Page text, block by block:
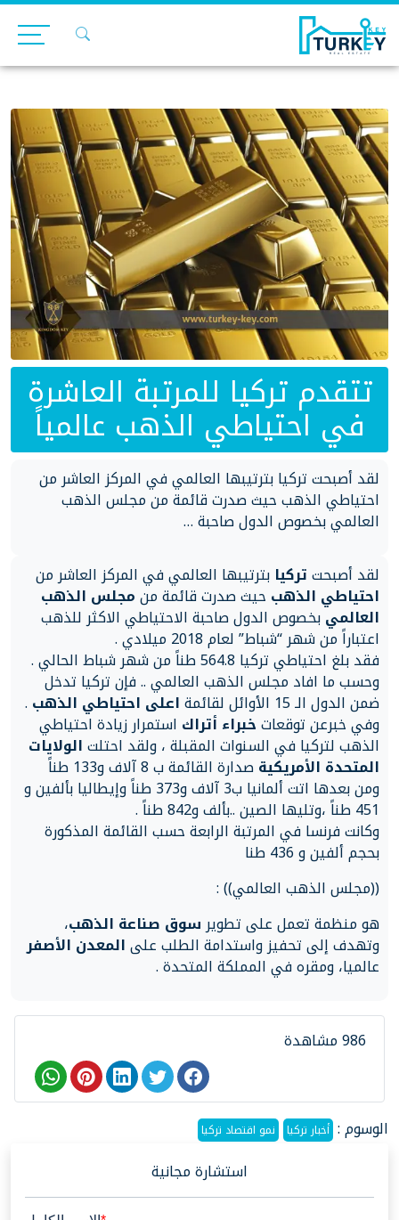
Skip
content
تتقدم تركيا للمرتبة العاشرة
في احتياطي الذهب عالمياً
لقد أصبحت تركيا بترتيبها العالمي في المركز العاشر من
احتياطي الذهب حيث صدرت قائمة من مجلس الذهب
العالمي بخصوص الدول صاحبة …
لقد أصبحتتركيا بترتيبها العالمي في المركز العاشر من
احتياطي الذهب حيث صدرت قائمة منمجلس الذهب
العالميبخصوص الدول صاحبة الاحتياطي الاكثر للذهب
اعتباراً من شهر “شباط” لعام 2018 ميلادي .
فقد بلغ احتياطي تركيا 564.8 طناً من شهر شباط الحالي .
وحسب ما افاد مجلس الذهب العالمي .. فإن تركيا تدخل
ضمن الدول الـ 15 الأوائل لقائمة اعلى احتياطي الذهب .
وفي خبرعن توقعاتخبراء أتراك استمرار زيادة احتياطي
الذهب لتركيا في السنوات المقبلة ، ولقد احتلتالولايات
المتحدة الأمريكيةصدارة القائمة ب 8 آلاف و133 طناً
ومن بعدها اتت ألمانيا ب3 آلاف و373 طناً وإيطاليا بألفين و
451 طناً ،وتليها الصين ..بألف و842 طناً .
وكانت فرنسا في المرتبة الرابعة حسب القائمة المذكورة
بحجم ألفين و 436 طنا
((مجلس الذهب العالمي)) :
هو منظمة تعمل على تطويرسوق صناعة الذهب،
وتهدف إلى تحفيز واستدامة الطلب علىالمعدن الأصفر
عالميا، ومقره في المملكة المتحدة .
986 مشاهدة
الوسوم : أخبار تركيا نمو اقتصاد تركيا
استشارة مجانية